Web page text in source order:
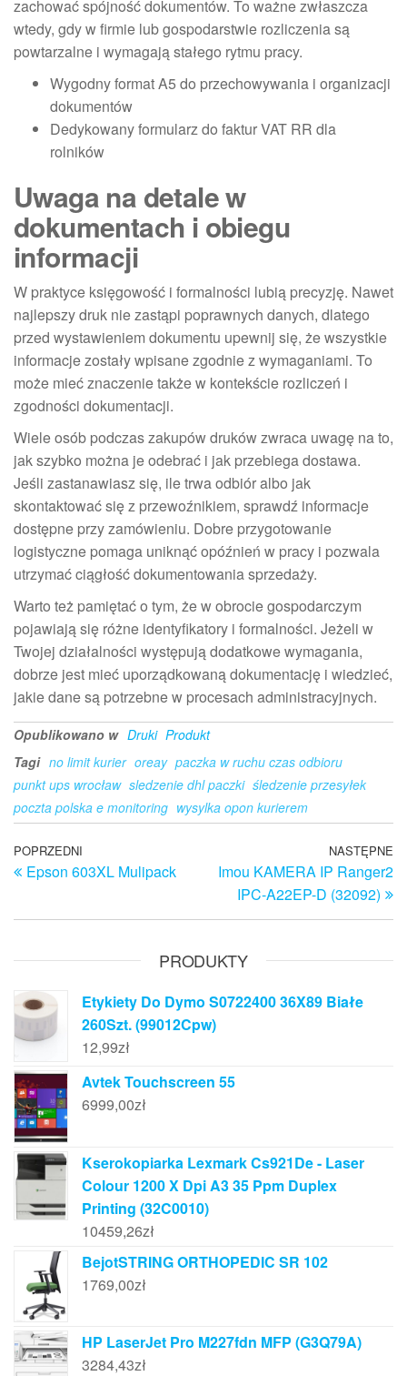
zachować spójność dokumentów. To ważne zwłaszcza
wtedy, gdy w firmie lub gospodarstwie rozliczenia są
powtarzalne i wymagają stałego rytmu pracy.
Wygodny format A5 do przechowywania i organizacji
dokumentów
Dedykowany formularz do faktur VAT RR dla
rolników
Uwaga na detale w
dokumentach i obiegu
informacji
W praktyce księgowość i formalności lubią precyzję. Nawet
najlepszy druk nie zastąpi poprawnych danych, dlatego
przed wystawieniem dokumentu upewnij się, że wszystkie
informacje zostały wpisane zgodnie z wymaganiami. To
może mieć znaczenie także w kontekście rozliczeń i
zgodności dokumentacji.
Wiele osób podczas zakupów druków zwraca uwagę na to,
jak szybko można je odebrać i jak przebiega dostawa.
Jeśli zastanawiasz się, ile trwa odbiór albo jak
skontaktować się z przewoźnikiem, sprawdź informacje
dostępne przy zamówieniu. Dobre przygotowanie
logistyczne pomaga uniknąć opóźnień w pracy i pozwala
utrzymać ciągłość dokumentowania sprzedaży.
Warto też pamiętać o tym, że w obrocie gospodarczym
pojawiają się różne identyfikatory i formalności. Jeżeli w
Twojej działalności występują dodatkowe wymagania,
dobrze jest mieć uporządkowaną dokumentację i wiedzieć,
jakie dane są potrzebne w procesach administracyjnych.
Opublikowano w Druki Produkt
Tagi no limit kurier oreay paczka w ruchu czas odbioru
punkt ups wrocław sledzenie dhl paczki śledzenie przesyłek
poczta polska e monitoring wysylka opon kurierem
Nawigacja
wpisu
Poprzedni
wpis
POPRZEDNI
Epson 603XL Mulipack
NASTĘPNE
Imou KAMERA IP Ranger2
IPC-A22EP-D (32092)
PRODUKTY
Etykiety Do Dymo S0722400 36X89 Białe
260Szt. (99012Cpw)
12,99zł
Avtek Touchscreen 55
6999,00zł
Kserokopiarka Lexmark Cs921De - Laser
Colour 1200 X Dpi A3 35 Ppm Duplex
Printing (32C0010)
10459,26zł
BejotSTRING ORTHOPEDIC SR 102
1769,00zł
HP LaserJet Pro M227fdn MFP (G3Q79A)
3284,43zł